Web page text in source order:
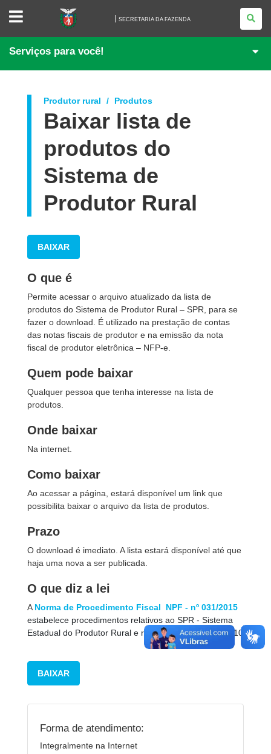
SECRETARIA
FAZENDA
SECRETARIA DA FAZENDA
Serviços para você!
Produtor rural Produtos
Baixar lista de
produtos do
Sistema de
Produtor Rural
BAIXAR
O que é
Permite acessar o arquivo atualizado da lista de
produtos do Sistema de Produtor Rural – SPR, para se
fazer o download. É utilizado na prestação de contas
das notas fiscais de produtor e na emissão da nota
fiscal de produtor eletrônica – NFP-e.
Quem pode baixar
Qualquer pessoa que tenha interesse na lista de
produtos.
Onde baixar
Na internet.
Como baixar
Ao acessar a página, estará disponível um link que
possibilita baixar o arquivo da lista de produtos.
Prazo
O download é imediato. A lista estará disponível até que
haja uma nova a ser publicada.
O que diz a lei
A Norma de Procedimento Fiscal  NPF - nº 031/2015
estabelece procedimentos relativos ao SPR - Sistema
Estadual do Produtor Rural e revoga a NPF nº 036/2010
BAIXAR
Forma de atendimento:
Integralmente na Internet